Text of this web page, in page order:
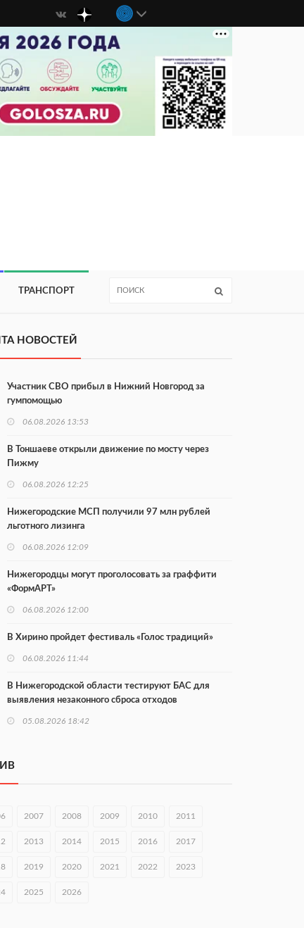
ТРАНСПОРТ
НОВОСТЕЙ
Участник СВО прибыл в Нижний Новгород за
гумпомощью
06.08.2026 13:53
В Тоншаеве открыли движение по мосту через
Пижму
06.08.2026 12:25
Нижегородские МСП получили 97 млн рублей
льготного лизинга
06.08.2026 12:09
Нижегородцы могут проголосовать за граффити
«ФормАРТ»
06.08.2026 12:00
В Хирино пройдет фестиваль «Голос традиций»
06.08.2026 11:44
В Нижегородской области тестируют БАС для
выявления незаконного сброса отходов
05.08.2026 18:42
«СВОё дело»
05.08.2026 18:13
В Нижнем Новгороде чествовали ветеранов-
05.08.2026 18:07
волонтерства
2007 2008 2009 2010 2011
2013 2014 2015 2016 2017
2019 2020 2021 2022 2023
2025 2026